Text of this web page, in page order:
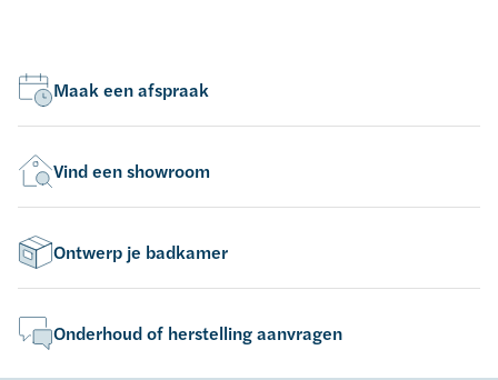
Maak een afspraak
Vind een showroom
Ontwerp je badkamer
Onderhoud of herstelling aanvragen